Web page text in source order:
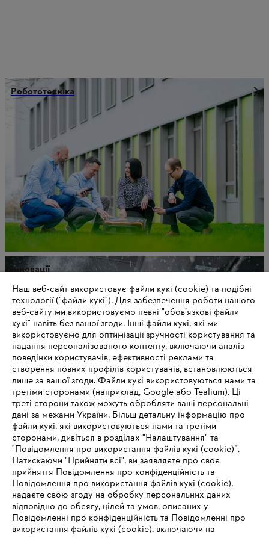
Робототехніка
Інновації
Цифрові рішення
Інформація для постачальників
Продукція
Контакт
Кар'єра
Наш веб-сайт використовує файли кукі (cookie) та подібні
технології ("файли кукі"). Для забезпечення роботи нашого
веб-сайту ми використовуємо певні "обов’язкові файли
кукі" навіть без вашої згоди. Інші файли кукі, які ми
використовуємо для оптимізації зручності користування та
надання персоналізованого контенту, включаючи аналіз
поведінки користувачів, ефективності реклами та
створення повних профілів користувачів, встановлюються
лише за вашої згоди. Файли кукі використовуються нами та
третіми сторонами (наприклад, Google або Tealium). Ці
треті сторони також можуть обробляти ваші персональні
дані за межами України. Більш детальну інформацію про
файли кукі, які використовуються нами та третіми
сторонами, дивіться в розділах "Налаштування" та
"Повідомлення про використання файлів кукі (cookie)”.
Натискаючи "Прийняти всі", ви заявляєте про своє
прийняття Повідомлення про конфіденційність та
Повідомлення про використання файлів кукі (cookie),
надаєте свою згоду на обробку персональних даних
відповідно до обсягу, цілей та умов, описаних у
Повідомленні про конфіденційність та Повідомленні про
використання файлів кукі (cookie), включаючи на